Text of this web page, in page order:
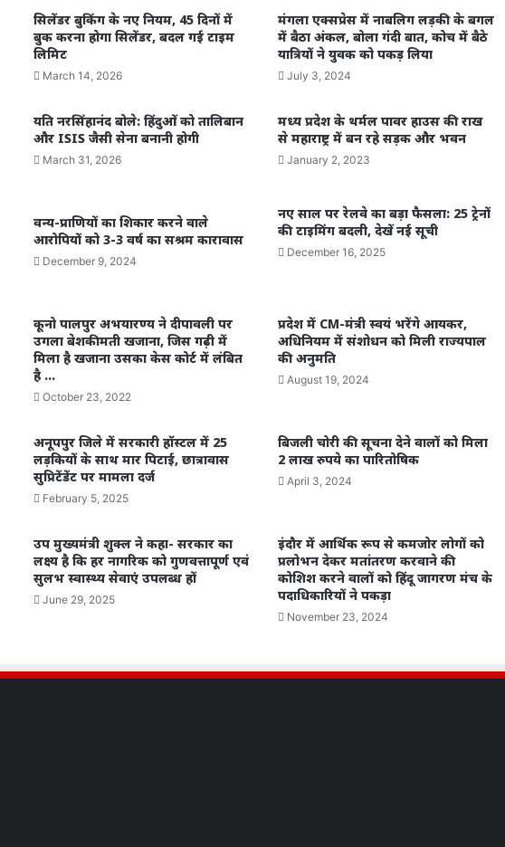
सिलेंडर बुकिंग के नए नियम, 45 दिनों में
बुक करना होगा सिलेंडर, बदल गई टाइम
लिमिट
March 14, 2026
मंगला एक्सप्रेस में नाबलिग लड़की के बगल
में बैठा अंकल, बोला गंदी बात, कोच में बैठे
यात्रियों ने युवक को पकड़ लिया
July 3, 2024
यति नरसिंहानंद बोले: हिंदुओं को तालिबान
और ISIS जैसी सेना बनानी होगी
March 31, 2026
मध्य प्रदेश के थर्मल पावर हाउस की राख
से महाराष्ट्र में बन रहे सड़क और भवन
January 2, 2023
वन्य-प्राणियों का शिकार करने वाले
आरोपियों को 3-3 वर्ष का सश्रम कारावास
December 9, 2024
नए साल पर रेलवे का बड़ा फैसला: 25 ट्रेनों
की टाइमिंग बदली, देखें नई सूची
December 16, 2025
कूनो पालपुर अभयारण्य ने दीपावली पर
उगला बेशकीमती खजाना, जिस गढ़ी में
मिला है खजाना उसका केस कोर्ट में लंबित
है …
October 23, 2022
प्रदेश में CM-मंत्री स्वयं भरेंगे आयकर,
अधिनियम में संशोधन को मिली राज्यपाल
की अनुमति
August 19, 2024
अनूपपुर जिले में सरकारी हॉस्टल में 25
लड़कियों के साथ मार पिटाई, छात्रावास
सुप्रिटेंडेंट पर मामला दर्ज
February 5, 2025
बिजली चोरी की सूचना देने वालों को मिला
2 लाख रुपये का पारितोषिक
April 3, 2024
उप मुख्यमंत्री शुक्ल ने कहा- सरकार का
लक्ष्य है कि हर नागरिक को गुणवत्तापूर्ण एवं
सुलभ स्वास्थ्य सेवाएं उपलब्ध हों
June 29, 2025
इंदौर में आर्थिक रूप से कमजोर लोगों को
प्रलोभन देकर मतांतरण करवाने की
कोशिश करने वालों को हिंदू जागरण मंच के
पदाधिकारियों ने पकड़ा
November 23, 2024